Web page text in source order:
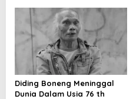
Diding Boneng Meninggal
Dunia Dalam Usia 76 th